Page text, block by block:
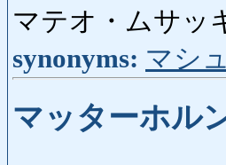
マテオ・ムサッ
synonyms: マシ
マッターホル